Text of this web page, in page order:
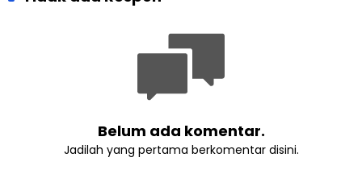
Belum ada komentar.
Jadilah yang pertama berkomentar disini.